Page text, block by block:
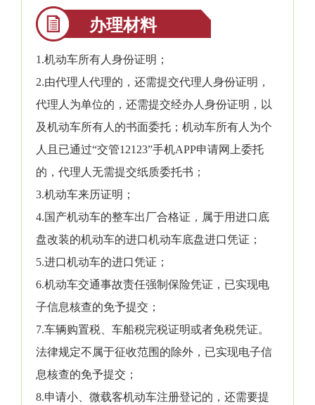
办理材料
1.机动车所有人身份证明；
2.由代理人代理的，还需提交代理人身份证明，
代理人为单位的，还需提交经办人身份证明，以
及机动车所有人的书面委托；机动车所有人为个
人且已通过“交管12123”手机APP申请网上委托
的，代理人无需提交纸质委托书；
3.机动车来历证明；
4.国产机动车的整车出厂合格证，属于用进口底
盘改装的机动车的进口机动车底盘进口凭证；
5.进口机动车的进口凭证；
6.机动车交通事故责任强制保险凭证，已实现电
子信息核查的免予提交；
7.车辆购置税、车船税完税证明或者免税凭证。
法律规定不属于征收范围的除外，已实现电子信
息核查的免予提交；
8.申请小、微载客机动车注册登记的，还需要提